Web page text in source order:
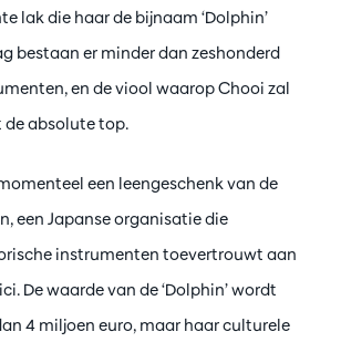
lak die haar de bijnaam ‘Dolphin’
bestaan er minder dan zeshonderd
en de viool waarop Chooi zal
absolute top.
een leengeschenk van de
een Japanse organisatie die
instrumenten toevertrouwt aan
De waarde van de ‘Dolphin’ wordt
4 miljoen euro, maar haar culturele